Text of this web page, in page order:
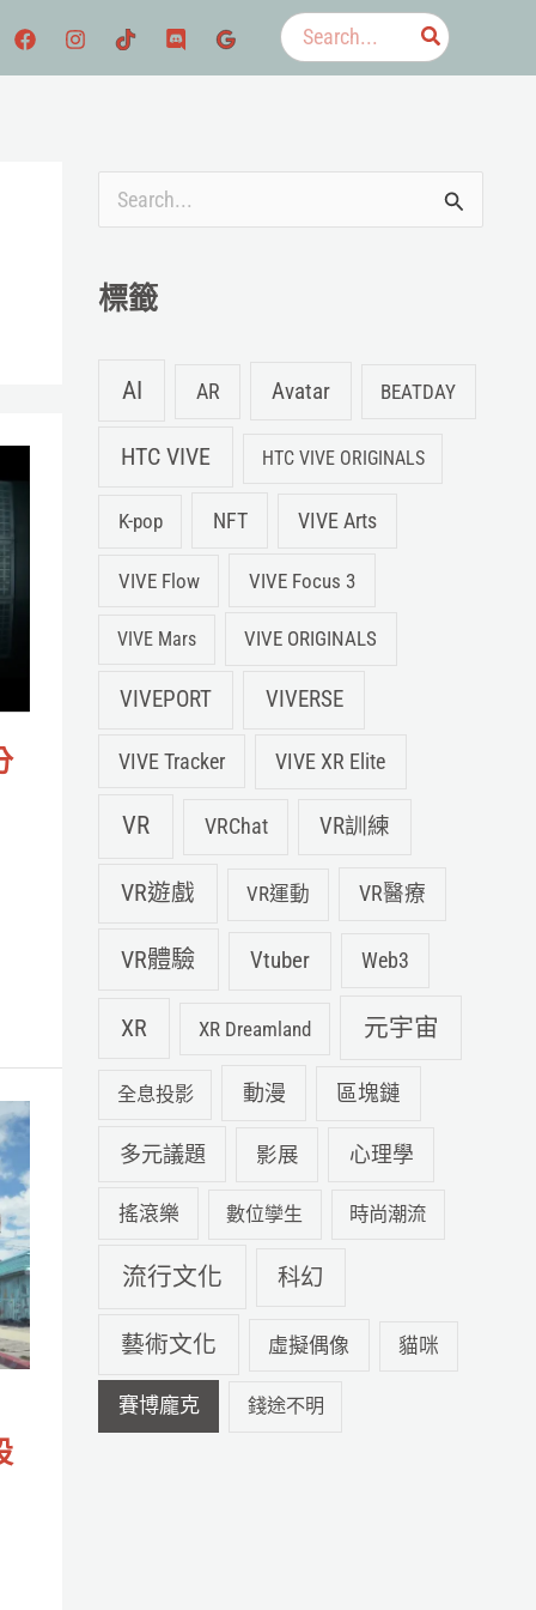
搜
尋：
搜
關
標籤
AI AR Avatar BEATDAY
HTC VIVE HTC VIVE ORIGINALS
K-pop NFT VIVE Arts
VIVE Flow VIVE Focus 3
VIVE Mars VIVE ORIGINALS
VIVEPORT VIVERSE
VIVE Tracker VIVE XR Elite
VR VRChat VR訓練
VR遊戲 VR運動 VR醫療
VR體驗 Vtuber Web3
XR XR Dreamland 元宇宙
全息投影 動漫 區塊鏈
多元議題 影展 心理學
搖滾樂 數位孿生 時尚潮流
流行文化 科幻
藝術文化 虛擬偶像 貓咪
賽博龐克 錢途不明